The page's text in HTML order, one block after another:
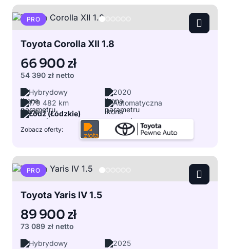
PRO
Toyota Corolla XII 1.8
66 900 zł
54 390 zł netto
Hybrydowy
2020
179 482 km
Automatyczna
Łódź (Łódzkie)
Zobacz oferty:
PRO
Toyota Yaris IV 1.5
89 900 zł
73 089 zł netto
Hybrydowy
2025